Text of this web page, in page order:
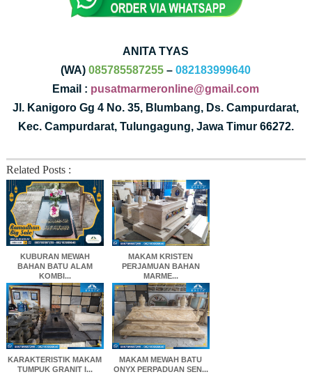
ANITA TYAS
(WA)085785587255 –082183999640
Email : pusatmarmeronline@gmail.com
Jl. Kanigoro Gg 4 No. 35, Blumbang, Ds. Campurdarat,
Kec. Campurdarat, Tulungagung, Jawa Timur 66272.
Related Posts :
KUBURAN MEWAH
BAHAN BATU ALAM
KOMBI...
MAKAM KRISTEN
PERJAMUAN BAHAN
MARME...
KARAKTERISTIK MAKAM
TUMPUK GRANIT I...
MAKAM MEWAH BATU
ONYX PERPADUAN SEN...